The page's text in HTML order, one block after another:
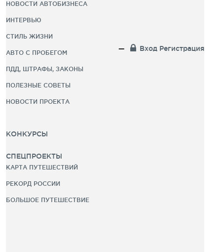
НОВОСТИ АВТОБИЗНЕСА
ИНТЕРВЬЮ
СТИЛЬ ЖИЗНИ
АВТО С ПРОБЕГОМ
ПДД, ШТРАФЫ, ЗАКОНЫ
ПОЛЕЗНЫЕ СОВЕТЫ
НОВОСТИ ПРОЕКТА
КОНКУРСЫ
СПЕЦПРОЕКТЫ
КАРТА ПУТЕШЕСТВИЙ
РЕКОРД РОССИИ
БОЛЬШОЕ ПУТЕШЕСТВИЕ
Вход Регистрация